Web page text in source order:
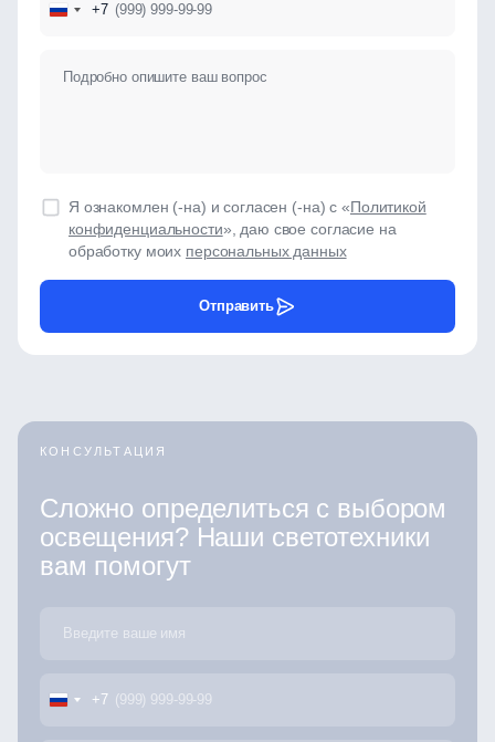
+7
Я ознакомлен (-на) и согласен (-на) с «Политикой
конфиденциальности», даю свое согласие на
обработку моих персональных данных
Отправить
КОНСУЛЬТАЦИЯ
Сложно определиться с выбором
освещения? Наши светотехники
вам помогут
+7